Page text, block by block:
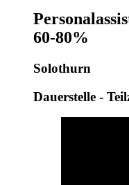
60-80%
Solothurn
Dauerstelle -